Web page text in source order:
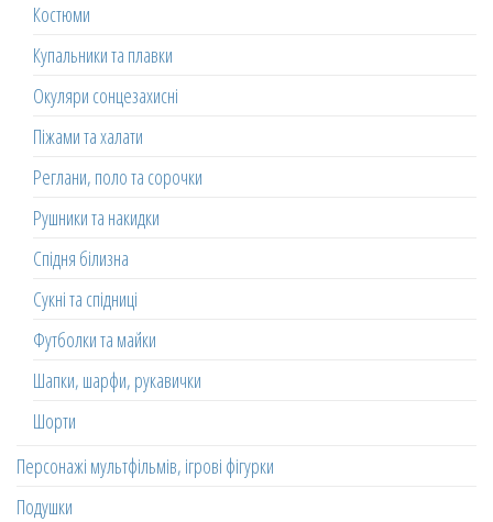
Костюми
Купальники та плавки
Окуляри сонцезахисні
Піжами та халати
Реглани, поло та сорочки
Рушники та накидки
Спідня білизна
Сукні та спідниці
Футболки та майки
Шапки, шарфи, рукавички
Шорти
Персонажі мультфільмів, ігрові фігурки
Подушки